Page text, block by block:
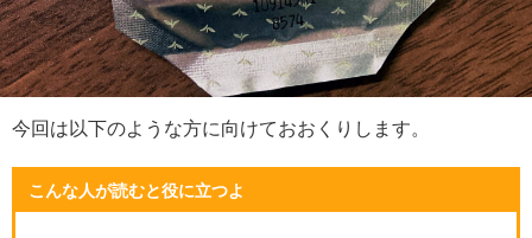
今回は以下のような方に向けておおくりします。
こんな人が読むと役に立つよ